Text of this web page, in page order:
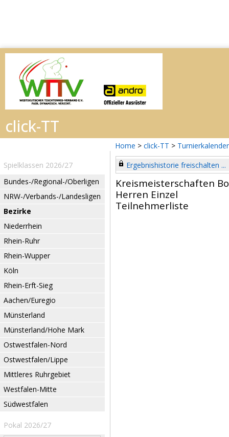
Home > click-TT > Turnierkalender
Spielklassen 2026/27
Bundes-/Regional-/Oberligen
NRW-/Verbands-/Landesligen
Bezirke
Niederrhein
Rhein-Ruhr
Rhein-Wupper
Köln
Rhein-Erft-Sieg
Aachen/Euregio
Münsterland
Münsterland/Hohe Mark
Ostwestfalen-Nord
Ostwestfalen/Lippe
Mittleres Ruhrgebiet
Westfalen-Mitte
Südwestfalen
Pokal 2026/27
Ergebnishistorie freischalten ...
Kreismeisterschaften
Herren Einzel
Teilnehmerliste